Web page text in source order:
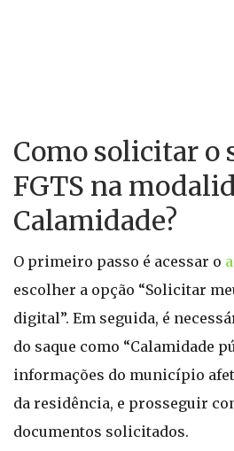
Como solicitar o
FGTS na
Calamidade?
O primeiro passo é acessar o
escolher a opção “Solicitar
digital”. Em seguida, é
do saque como “Calamidade
informações do município
da residência, e prosseguir
documentos solicitados.